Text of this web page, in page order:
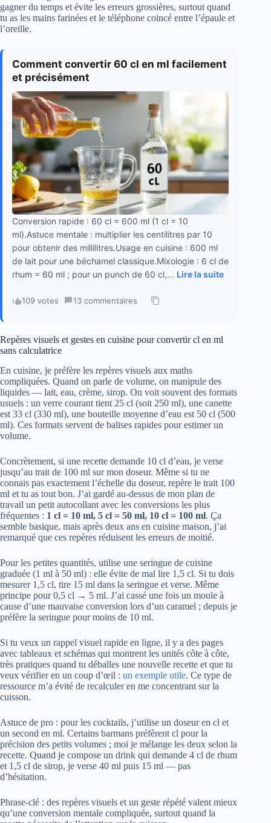
gagner du temps et évite les erreurs grossières, surtout quand
tu as les mains farinées et le téléphone coincé entre l’épaule et
l’oreille.
Comment convertir 60 cl en ml facilement
et précisément
Conversion rapide : 60 cl = 600 ml (1 cl = 10
ml).Astuce mentale : multiplier les centilitres par 10
pour obtenir des millilitres.Usage en cuisine : 600 ml
de lait pour une béchamel classique.Mixologie : 6 cl de
rhum = 60 ml ; pour un punch de 60 cl,... Lire la suite
109 votes · 13 commentaires ·
Repères visuels et gestes en cuisine pour convertir cl en ml
sans calculatrice
En cuisine, je préfère les repères visuels aux maths
compliquées. Quand on parle de volume, on manipule des
liquides — lait, eau, crème, sirop. On voit souvent des formats
usuels : un verre courant tient 25 cl (soit 250 ml), une canette
est 33 cl (330 ml), une bouteille moyenne d’eau est 50 cl (500
ml). Ces formats servent de balises rapides pour estimer un
volume.
Concrètement, si une recette demande 10 cl d’eau, je verse
jusqu’au trait de 100 ml sur mon doseur. Même si tu ne
connais pas exactement l’échelle du doseur, repère le trait 100
ml et tu as tout bon. J’ai gardé au-dessus de mon plan de
travail un petit autocollant avec les conversions les plus
fréquentes : 1 cl = 10 ml, 5 cl = 50 ml, 10 cl = 100 ml. Ça
semble basique, mais après deux ans en cuisine maison, j’ai
remarqué que ces repères réduisent les erreurs de moitié.
Pour les petites quantités, utilise une seringue de cuisine
graduée (1 ml à 50 ml) : elle évite de mal lire 1,5 cl. Si tu dois
mesurer 1,5 cl, tire 15 ml dans la seringue et verse. Même
principe pour 0,5 cl → 5 ml. J’ai cassé une fois un moule à
cause d’une mauvaise conversion lors d’un caramel ; depuis je
préfère la seringue pour moins de 10 ml.
Si tu veux un rappel visuel rapide en ligne, il y a des pages
avec tableaux et schémas qui montrent les unités côte à côte,
très pratiques quand tu déballes une nouvelle recette et que tu
veux vérifier en un coup d’œil : un exemple utile. Ce type de
ressource m’a évité de recalculer en me concentrant sur la
cuisson.
Astuce de pro : pour les cocktails, j’utilise un doseur en cl et
un second en ml. Certains barmans préfèrent cl pour la
précision des petits volumes ; moi je mélange les deux selon la
recette. Quand je compose un drink qui demande 4 cl de rhum
et 1,5 cl de sirop, je verse 40 ml puis 15 ml — pas
d’hésitation.
Phrase-clé : des repères visuels et un geste répété valent mieux
qu’une conversion mentale compliquée, surtout quand la